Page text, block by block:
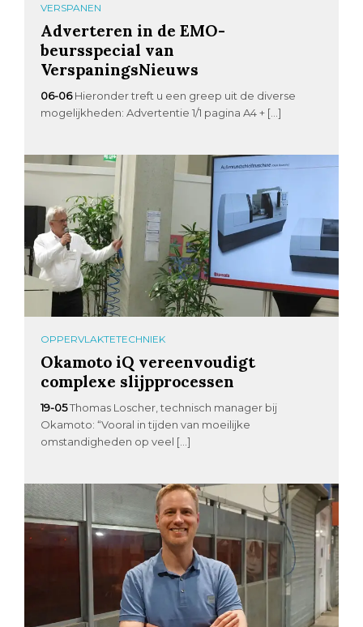
VERSPANEN
Adverteren in de EMO-
beursspecial van
VerspaningsNieuws
06-06 Hieronder treft u een greep uit de diverse
mogelijkheden: Advertentie 1/1 pagina A4 + […]
OPPERVLAKTETECHNIEK
Okamoto iQ vereenvoudigt
complexe slijpprocessen
19-05Thomas Loscher, technisch manager bij
Okamoto: “Vooral in tijden van moeilijke
omstandigheden op veel […]